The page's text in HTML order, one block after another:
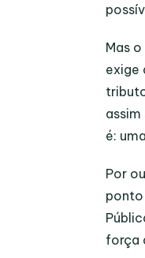
Mas
exige
é:
Por
ponto
força